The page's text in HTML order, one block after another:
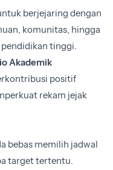
berjejaring dengan
komunitas, hingga
tinggi.
Akademik
positif
rekam jejak
bebas memilih jadwal
target tertentu.